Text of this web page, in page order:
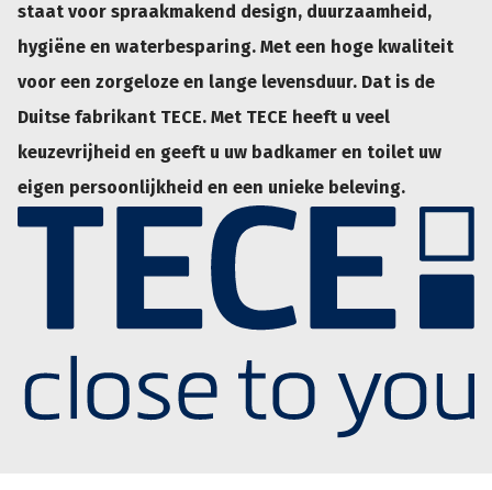
staat voor spraakmakend design, duurzaamheid,
hygiëne en waterbesparing. Met een hoge kwaliteit
voor een zorgeloze en lange levensduur. Dat is de
Duitse fabrikant TECE. Met TECE heeft u veel
keuzevrijheid en geeft u uw badkamer en toilet uw
eigen persoonlijkheid en een unieke beleving.